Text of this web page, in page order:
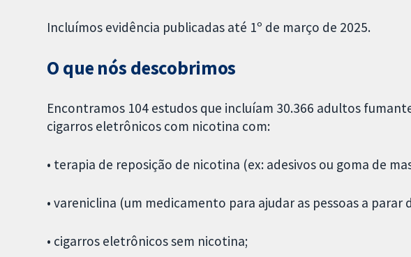
Incluímos evidência publicadas até 1º de março de 2025.
O que nós descobrimos
Encontramos 104 estudos que incluíam 30.366 adultos
cigarros eletrônicos com nicotina com:
• terapia de reposição de nicotina (ex: adesivos ou goma de
• vareniclina (um medicamento para ajudar as pessoas a parar
• cigarros eletrônicos sem nicotina;